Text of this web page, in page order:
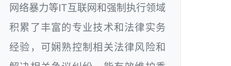
网络暴力等IT互联网和强制执行领域
积累了丰富的专业技术和法律实务
经验，可娴熟控制相关法律风险和